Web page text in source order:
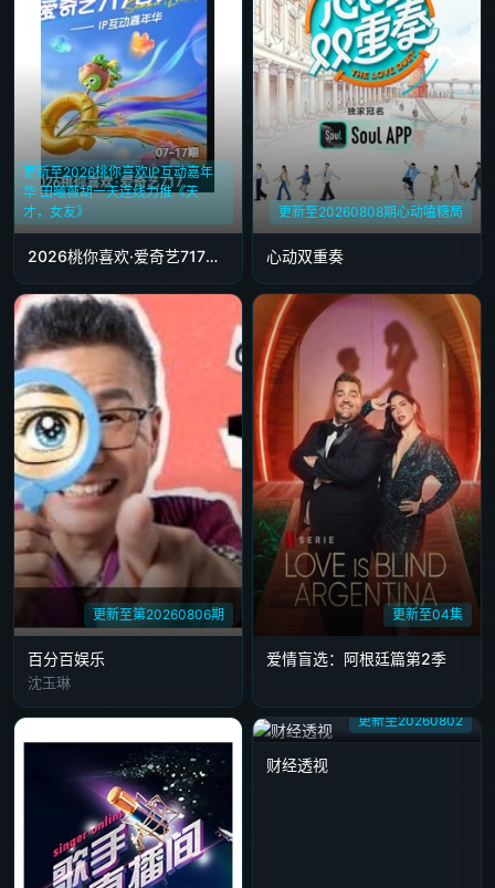
更新至2026桃你喜欢IP互动嘉年
华 田曦薇胡一天连线力推《天
才，女友》
2026桃你喜欢·爱奇艺717会员节——IP互动嘉年华
更新至20260808期心动嗑糖局
心动双重奏
更新至第20260806期
百分百娱乐
沈玉琳
更新至04集
爱情盲选：阿根廷篇第2季
更新至20260802
财经透视